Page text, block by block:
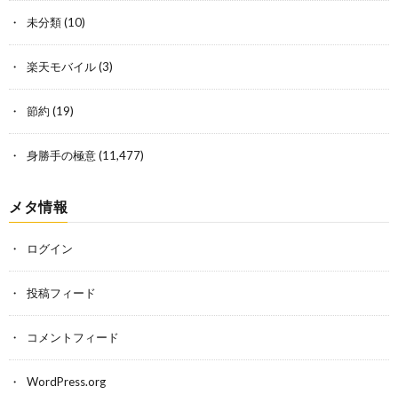
未分類(10)
楽天モバイル(3)
節約 (19)
身勝手の極意(11,477)
メタ情報
ログイン
投稿フィード
コメントフィード
WordPress.org